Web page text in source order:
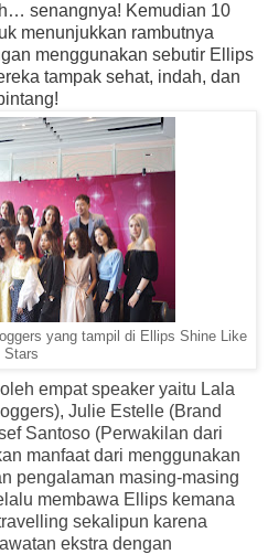
senangnya! Kemudian 10
menunjukkan rambutnya
menggunakan sebutir Ellips
tampak sehat, indah, dan
yang tampil di Ellips Shine Like
Stars
empat speaker yaitu Lala
Julie Estelle (Brand
Santoso (Perwakilan dari
manfaat dari menggunakan
pengalaman masing-masing
membawa Ellips kemana
sekalipun karena
ekstra dengan